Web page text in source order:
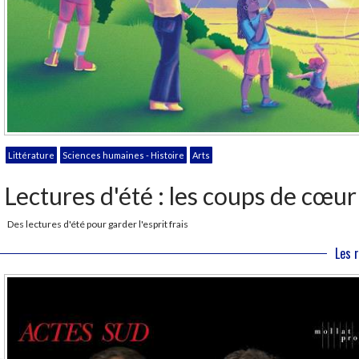
Littérature Sciences humaines - Histoire Arts
Lectures d'été : les coups de
Des lectures d'été pour garder l'esprit frais
Les